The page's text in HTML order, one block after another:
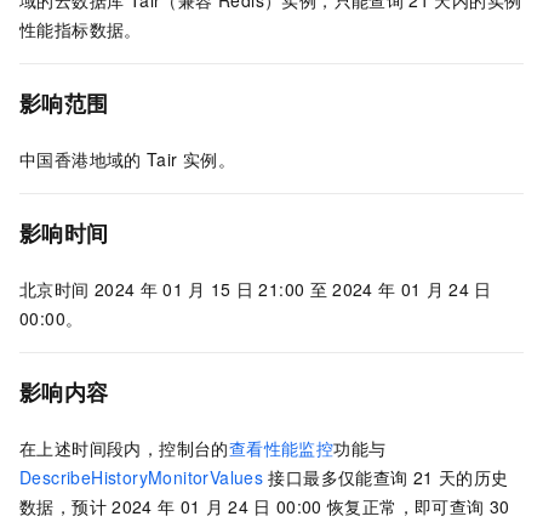
性能指标数据。
影响范围
中国香港地域的 Tair 实例。
影响时间
北京时间 2024 年 01 月 15 日 21:00 至 2024 年 01 月 24 日
00:00。
影响内容
在上述时间段内，控制台的查看性能监控功能与
DescribeHistoryMonitorValues 接口最多仅能查询 21 天的历史
数据，预计 2024 年 01 月 24 日 00:00 恢复正常，即可查询 30